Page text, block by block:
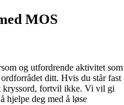
MOS
og utfordrende aktivitet som
ditt. Hvis du står fast
kryssord, fortvil ikke. Vi vil gi
hjelpe deg med å løse